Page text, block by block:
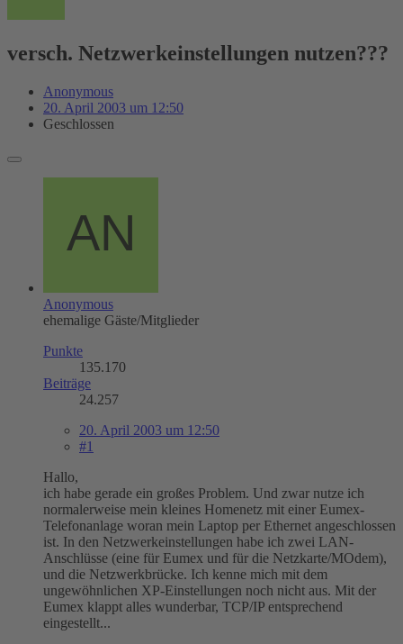
versch. Netzwerkeinstellungen nutzen???
Anonymous
20. April 2003 um 12:50
Geschlossen
Anonymous
ehemalige Gäste/Mitglieder
Punkte
135.170
Beiträge
24.257
20. April 2003 um 12:50
#1
Hallo,
ich habe gerade ein großes Problem. Und zwar nutze ich
normalerweise mein kleines Homenetz mit einer Eumex-
Telefonanlage woran mein Laptop per Ethernet angeschlossen
ist. In den Netzwerkeinstellungen habe ich zwei LAN-
Anschlüsse (eine für Eumex und für die Netzkarte/MOdem),
und die Netzwerkbrücke. Ich kenne mich mit dem
ungewöhnlichen XP-Einstellungen noch nicht aus. Mit der
Eumex klappt alles wunderbar, TCP/IP entsprechend
eingestellt...